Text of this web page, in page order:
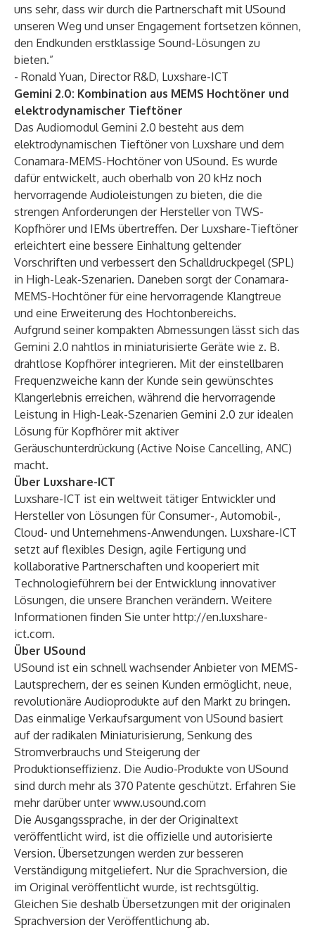
uns sehr, dass wir durch die Partnerschaft mit USound
unseren Weg und unser Engagement fortsetzen können,
den Endkunden erstklassige Sound-Lösungen zu
bieten.”
- Ronald Yuan, Director R&D, Luxshare-ICT
Gemini 2.0: Kombination aus MEMS Hochtöner und
elektrodynamischer Tieftöner
Das Audiomodul Gemini 2.0 besteht aus dem
elektrodynamischen Tieftöner von Luxshare und dem
Conamara-MEMS-Hochtöner von USound. Es wurde
dafür entwickelt, auch oberhalb von 20 kHz noch
hervorragende Audioleistungen zu bieten, die die
strengen Anforderungen der Hersteller von TWS-
Kopfhörer und IEMs übertreffen. Der Luxshare-Tieftöner
erleichtert eine bessere Einhaltung geltender
Vorschriften und verbessert den Schalldruckpegel (SPL)
in High-Leak-Szenarien. Daneben sorgt der Conamara-
MEMS-Hochtöner für eine hervorragende Klangtreue
und eine Erweiterung des Hochtonbereichs.
Aufgrund seiner kompakten Abmessungen lässt sich das
Gemini 2.0 nahtlos in miniaturisierte Geräte wie z. B.
drahtlose Kopfhörer integrieren. Mit der einstellbaren
Frequenzweiche kann der Kunde sein gewünschtes
Klangerlebnis erreichen, während die hervorragende
Leistung in High-Leak-Szenarien Gemini 2.0 zur idealen
Lösung für Kopfhörer mit aktiver
Geräuschunterdrückung (Active Noise Cancelling, ANC)
macht.
Über Luxshare-ICT
Luxshare-ICT ist ein weltweit tätiger Entwickler und
Hersteller von Lösungen für Consumer-, Automobil-,
Cloud- und Unternehmens-Anwendungen. Luxshare-ICT
setzt auf flexibles Design, agile Fertigung und
kollaborative Partnerschaften und kooperiert mit
Technologieführern bei der Entwicklung innovativer
Lösungen, die unsere Branchen verändern. Weitere
Informationen finden Sie unterhttp://en.luxshare-
ict.com.
Über USound
USound ist ein schnell wachsender Anbieter von MEMS-
Lautsprechern, der es seinen Kunden ermöglicht, neue,
revolutionäre Audioprodukte auf den Markt zu bringen.
Das einmalige Verkaufsargument von USound basiert
auf der radikalen Miniaturisierung, Senkung des
Stromverbrauchs und Steigerung der
Produktionseffizienz. Die Audio-Produkte von USound
sind durch mehr als 370 Patente geschützt. Erfahren Sie
mehr darüber unterwww.usound.com
Die Ausgangssprache, in der der Originaltext
veröffentlicht wird, ist die offizielle und autorisierte
Version. Übersetzungen werden zur besseren
Verständigung mitgeliefert. Nur die Sprachversion, die
im Original veröffentlicht wurde, ist rechtsgültig.
Gleichen Sie deshalb Übersetzungen mit der originalen
Sprachversion der Veröffentlichung ab.